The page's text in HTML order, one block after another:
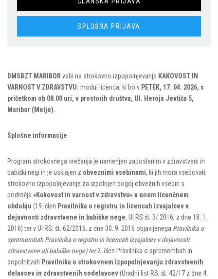
SPLOŠNA PRIJAVA
DMSBZT MARIBOR vabi na strokovno izpopolnjevanje KAKOVOST IN
VARNOST V ZDRAVSTVU: modul licenca, ki bo v PETEK, 17. 04. 2026, s
pričetkom ob 08.00 uri, v prostorih društva, Ul. Heroja Jevtiča 5,
Maribor (Melje).
Splošne informacije
Program strokovnega srečanja je namenjen zaposlenim v zdravstveni in
babiški negi in je usklajen z obveznimi vsebinami, ki jih mora vsebovati
strokovno izpopolnjevanje za izpolnjen pogoj obveznih vsebin s
področja »Kakovost in varnost v zdravstvu« v enem licenčnem
obdobju (19. člen Pravilnika o registru in licencah izvajalcev v
dejavnosti zdravstvene in babiške nege, Ul RS št. 3/ 2016, z dne 18. 1.
2016) ter v Ul RS, št. 62/2016, z dne 30. 9. 2016 objavljenega Pravilnika o
spremembah Pravilnika o registru in licencah izvajalcev v dejavnosti
zdravstvene ali babiške nege) ter2. člen Pravilnika o spremembah in
dopolnitvah Pravilnika o strokovnem izpopolnjevanju zdravstvenih
delavcev in zdravstvenih sodelavcev(Uradni list RS, št. 42/17 z dne 4.